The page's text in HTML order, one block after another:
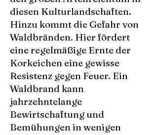
diesen Kulturlandschaften.
Hinzu kommt die Gefahr von
Waldbränden. Hier fördert
eine regelmäßige Ernte der
Korkeichen eine gewisse
Resistenz gegen Feuer. Ein
Waldbrand kann
jahrzehntelange
Bewirtschaftung und
Bemühungen in wenigen